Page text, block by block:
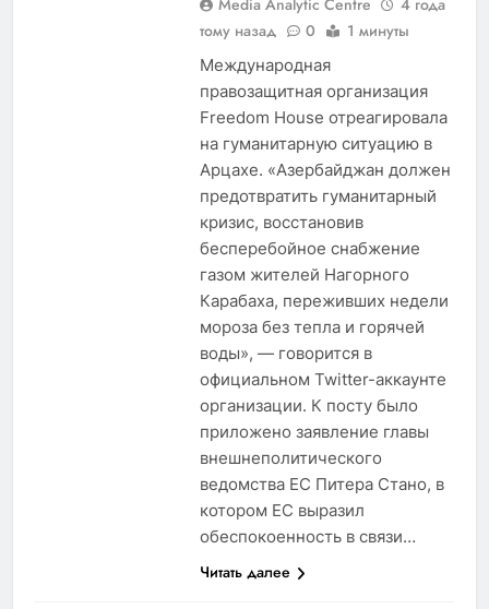
тому назад
0 1 минуты
Международная
правозащитная организация
Freedom House отреагировала
на гуманитарную ситуацию в
Арцахе. «Азербайджан должен
предотвратить гуманитарный
кризис, восстановив
бесперебойное снабжение
газом жителей Нагорного
Карабаха, переживших недели
мороза без тепла и горячей
воды», — говорится в
официальном Twitter-аккаунте
организации. К посту было
приложено заявление главы
внешнеполитического
ведомства ЕС Питера Стано, в
котором ЕС выразил
обеспокоенность в связи…
Читать далее